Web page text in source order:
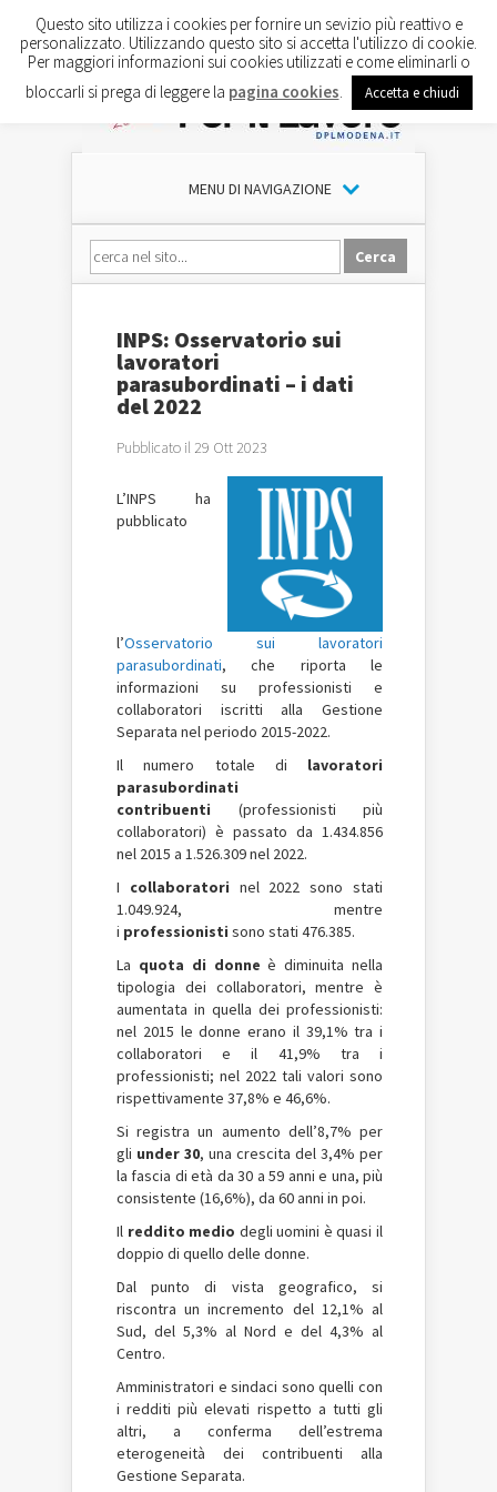
MENU DI NAVIGAZIONE
INPS: Osservatorio sui
lavoratori
parasubordinati – i dati
del 2022
Pubblicato il 29 Ott 2023
L’INPS ha
pubblicato
l’Osservatorio sui lavoratori
parasubordinati, che riporta le
informazioni su professionisti e
collaboratori iscritti alla Gestione
Separata nel periodo 2015-2022.
Il numero totale di lavoratori
parasubordinati
contribuenti (professionisti più
collaboratori) è passato da 1.434.856
nel 2015 a 1.526.309 nel 2022.
I collaboratori nel 2022 sono stati
1.049.924, mentre
i professionisti sono stati 476.385.
La quota di donne è diminuita nella
tipologia dei collaboratori, mentre è
aumentata in quella dei professionisti:
nel 2015 le donne erano il 39,1% tra i
collaboratori e il 41,9% tra i
professionisti; nel 2022 tali valori sono
rispettivamente 37,8% e 46,6%.
Si registra un aumento dell’8,7% per
gli under 30, una crescita del 3,4% per
la fascia di età da 30 a 59 anni e una, più
consistente (16,6%), da 60 anni in poi.
Il reddito medio degli uomini è quasi il
doppio di quello delle donne.
Dal punto di vista geografico, si
riscontra un incremento del 12,1% al
Sud, del 5,3% al Nord e del 4,3% al
Centro.
Amministratori e sindaci sono quelli con
i redditi più elevati rispetto a tutti gli
altri, a conferma dell’estrema
eterogeneità dei contribuenti alla
Gestione Separata.
Questo sito utilizza i cookies per fornire un sevizio più reattivo e
personalizzato. Utilizzando questo sito si accetta l'utilizzo di cookie.
Per maggiori informazioni sui cookies utilizzati e come eliminarli o
bloccarli si prega di leggere la pagina cookies Accetta e chiudi